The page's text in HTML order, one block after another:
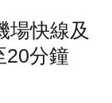
場快線及
20分鐘